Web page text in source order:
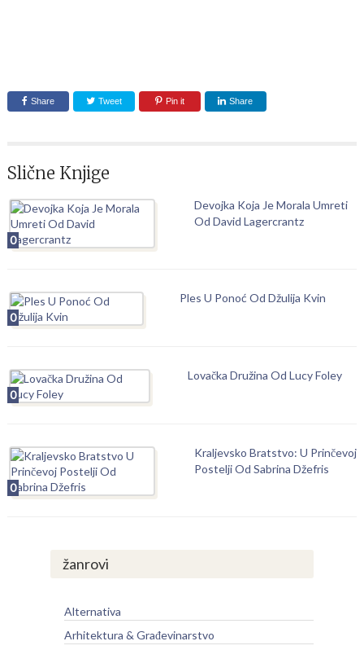
Share Tweet Pin it Share
Slične Knjige
0
Devojka Koja Je Morala Umreti
Od David Lagercrantz
0
Ples U Ponoć Od Džulija Kvin
0
Lovačka Družina Od Lucy Foley
0
Kraljevsko Bratstvo: U Prinčevoj
Postelji Od Sabrina Džefris
žanrovi
Alternativa
Arhitektura & Građevinarstvo